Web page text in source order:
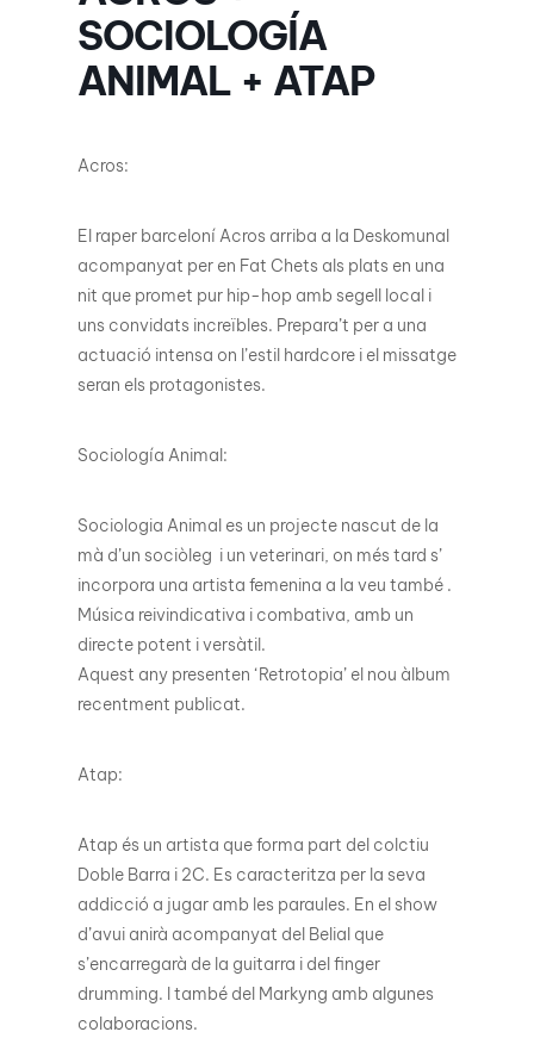
SOCIOLOGÍA
ANIMAL + ATAP
Acros:
El raper barceloní Acros arriba a la Deskomunal
acompanyat per en Fat Chets als plats en una
nit que promet pur hip-hop amb segell local i
uns convidats increïbles. Prepara’t per a una
actuació intensa on l’estil hardcore i el missatge
seran els protagonistes.
Sociología Animal:
Sociologia Animal es un projecte nascut de la
mà d’un sociòleg i un veterinari, on més tard s’
incorpora una artista femenina a la veu també .
Música reivindicativa i combativa, amb un
directe potent i versàtil.
Aquest any presenten ‘Retrotopia’ el nou àlbum
recentment publicat.
Atap:
Atap és un artista que forma part del colctiu
Doble Barra i 2C. Es caracteritza per la seva
addicció a jugar amb les paraules. En el show
d’avui anirà acompanyat del Belial que
s’encarregarà de la guitarra i del finger
drumming. I també del Markyng amb algunes
colaboracions.